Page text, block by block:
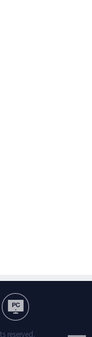
reserved.